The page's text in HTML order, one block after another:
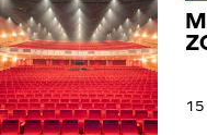
15